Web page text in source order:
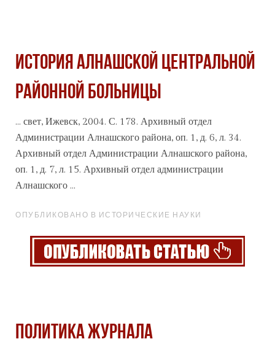
История Алнашской центральной
районной больницы
... свет, Ижевск, 2004. С. 178. Архивный отдел
Администрации Алнашского района, оп. 1, д. 6, л. 34.
Архивный отдел Администрации Алнашского района,
оп. 1, д. 7, л. 15. Архивный отдел администрации
Алнашского ...
ОПУБЛИКОВАНО В ИСТОРИЧЕСКИЕ НАУКИ
Политика журнала